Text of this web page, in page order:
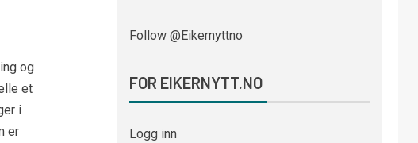
og
et
i
er
Follow @Eikernyttno
FOR EIKERNYTT.NO
Logg inn